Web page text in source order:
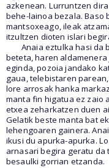
azkenean. Lurruntzen
behe-lainoa bezala. Baso
mantsoxeago, ileak
itzultzen dioten islari
Anaia eztulka hasi da
beteta, haren aldamenera
eginda, pozoia jandako
gaua, telebistaren
lore arrosak hanka
manta fin higatua ez zaio
etxea zeharkatzen duen
Gelatik beste manta bat
lehengoaren gainera.
ikusi du apurka-apurka.
arnasari begira geratu da
besaulki gorrian etzanda.